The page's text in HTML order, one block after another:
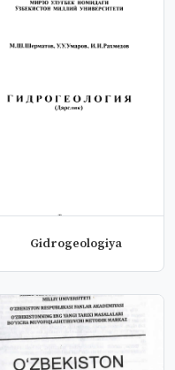
Gidrogeologiya